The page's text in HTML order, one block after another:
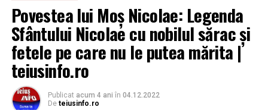
Povestea lui Moș Nicolae: Legenda
Sfântului Nicolae cu nobilul sărac și
fetele pe care nu le putea mărita |
teiusinfo.ro
Publicat acum 4 ani în 04.12.2022
De teiusinfo.ro